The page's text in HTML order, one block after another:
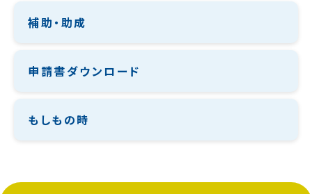
補助・助成
申請書ダウンロード
もしもの時